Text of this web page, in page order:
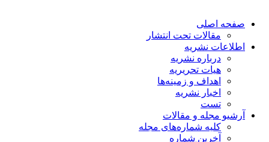
صفحه اصلی
مقالات تحت انتشار
اطلاعات نشریه
درباره نشریه
هیات تحریریه
اهداف و زمینه‌ها
اخبار نشریه
تست
آرشیو مجله و مقالات
کلیه شماره‌های مجله
آخرین شماره